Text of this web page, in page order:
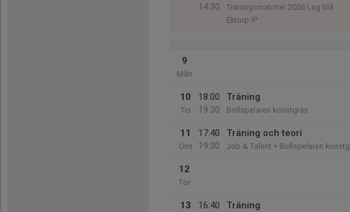
14:30
Träningsmatcher 2026 Lag blå
Ektorp IP
9
Mån
10
Tis
18:00
19:30
Träning
Bollspelaren konstgräs
11
Ons
17:40
19:30
Träning och teori
Job & Talent + Bollspelaren
12
Tor
13
16:40
Träning